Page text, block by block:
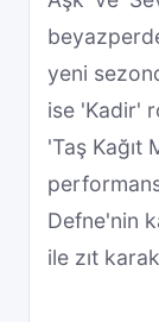
yeni
ise 'Kadir'
'Taş Kağıt
Defne'nin
ile zıt